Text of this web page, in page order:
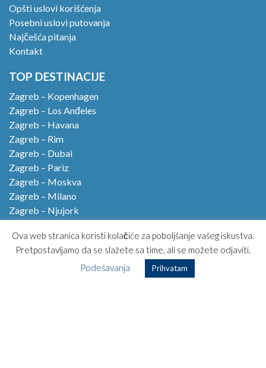
Opšti uslovi korišćenja
Posebni uslovi putovanja
Najčešća pitanja
Kontakt
TOP DESTINACIJE
Zagreb – Kopenhagen
Zagreb – Los Anđeles
Zagreb – Havana
Zagreb – Rim
Zagreb – Dubai
Zagreb – Pariz
Zagreb – Moskva
Zagreb – Milano
Zagreb – Njujork
Zagreb – Amsterdam
Zagreb – Lisabon
Ova web stranica koristi kolačiće za poboljšanje vašeg iskustva.
Pretpostavljamo da se slažete sa time, ali se možete odjaviti.
Podešavanja
Prihvatam